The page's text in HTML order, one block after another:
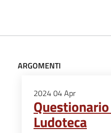
ARGOMENTI
202404Apr
Ludoteca